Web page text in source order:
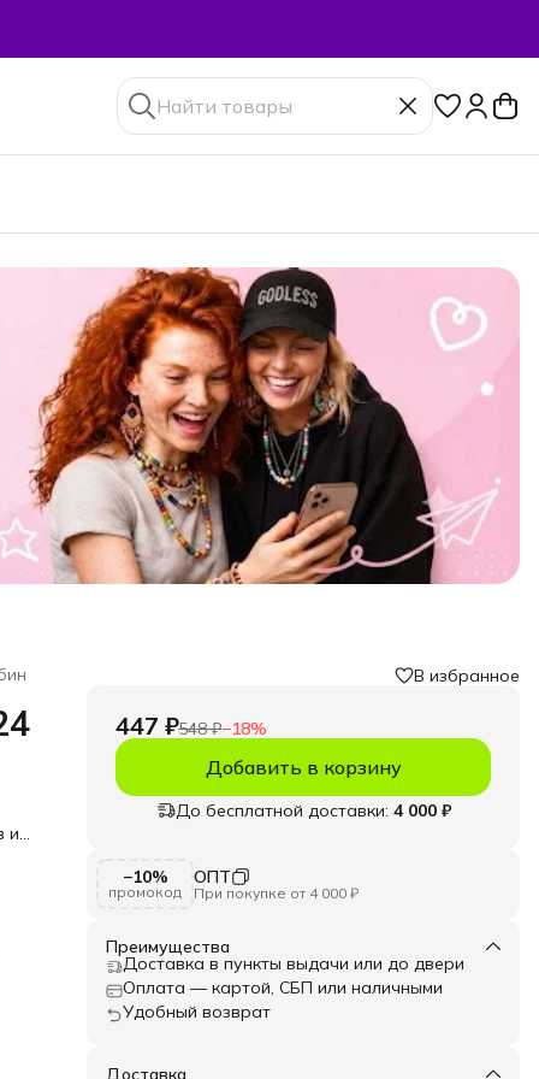
и
В избранное
447 ₽548 ₽−18%
Добавить в корзину
До бесплатной доставки: 4 000 ₽
−10%
промокод
ОПТ
При покупке от 4 000 ₽
Преимущества
Доставка в пункты выдачи или до двери
Оплата — картой, СБП или наличными
Удобный возврат
Доставка